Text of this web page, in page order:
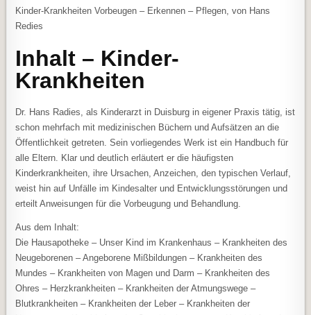
Kinder-Krankheiten Vorbeugen – Erkennen – Pflegen, von Hans
Redies
Inhalt – Kinder-
Krankheiten
Dr. Hans Radies, als Kinderarzt in Duisburg in eigener Praxis tätig, ist
schon mehrfach mit medizinischen Büchern und Aufsätzen an die
Öffentlichkeit getreten. Sein vorliegendes Werk ist ein Handbuch für
alle Eltern. Klar und deutlich erläutert er die häufigsten
Kinderkrankheiten, ihre Ursachen, Anzeichen, den typischen Verlauf,
weist hin auf Unfälle im Kindesalter und Entwicklungsstörungen und
erteilt Anweisungen für die Vorbeugung und Behandlung.
Aus dem Inhalt:
Die Hausapotheke – Unser Kind im Krankenhaus – Krankheiten des
Neugeborenen – Angeborene Mißbildungen – Krankheiten des
Mundes – Krankheiten von Magen und Darm – Krankheiten des
Ohres – Herzkrankheiten – Krankheiten der Atmungswege –
Blutkrankheiten – Krankheiten der Leber – Krankheiten der